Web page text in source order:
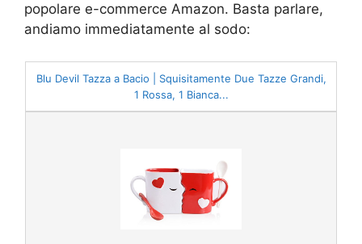
popolare e-commerce Amazon. Basta parlare,
andiamo immediatamente al sodo:
Blu Devil Tazza a Bacio | Squisitamente Due Tazze Grandi,
1 Rossa, 1 Bianca...